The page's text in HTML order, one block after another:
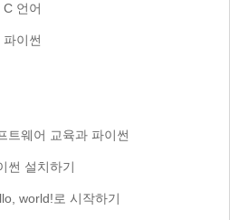
언어
이썬
트웨어 교육과 파이썬
썬 설치하기
world!로 시작하기